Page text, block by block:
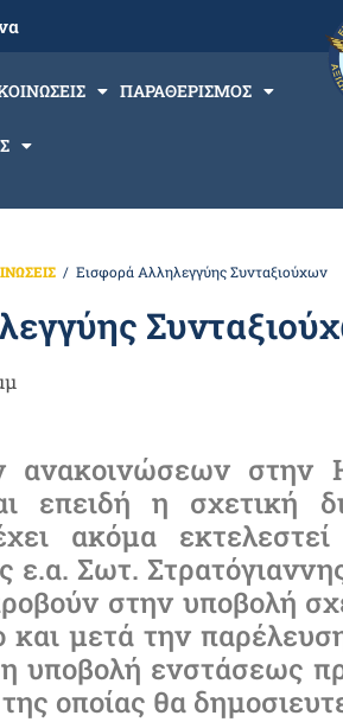
ΠΑΡΑΘΕΡΙΣΜΟΣ
Εισφορά Αλληλεγγύης Συνταξιούχων
ανακοινώσεων στην
επειδή η σχετική
ακόμα
ε.α. Σωτ.
στην υποβολή
μετά την
η υποβολή ενστάσεως
οποίας θα